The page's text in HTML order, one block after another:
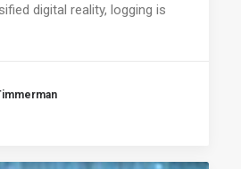
digital reality, logging is